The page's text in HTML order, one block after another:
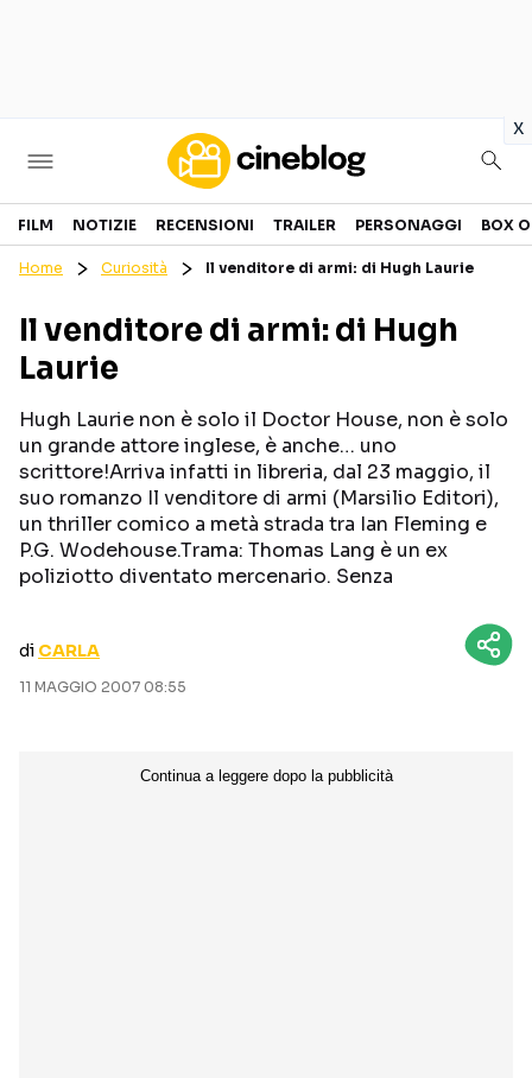
x
Cinema
GENERI
PERSONAGGI
CANALI STREAMING
Categorie
NOTIZIE
CURIOSITÀ
TRAILER
BOX OFFICE
Seguici sui social
FILM NOTIZIE RECENSIONI TRAILER PERSONAGGI BOX
Home Curiosità Il venditore di armi: di Hugh Laurie
Il venditore di armi: di Hugh
Laurie
Hugh Laurie non è solo il Doctor House, non è solo
un grande attore inglese, è anche… uno
scrittore!Arriva infatti in libreria, dal 23 maggio, il
suo romanzo Il venditore di armi (Marsilio Editori),
un thriller comico a metà strada tra Ian Fleming e
P.G. Wodehouse.Trama: Thomas Lang è un ex
poliziotto diventato mercenario. Senza
di CARLA
11 MAGGIO 2007 08:55